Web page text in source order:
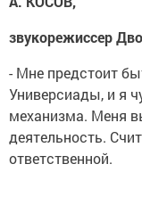
звукорежиссер
- Мне предстоит
Универсиады, и я
механизма. Меня
деятельность.
ответственной.